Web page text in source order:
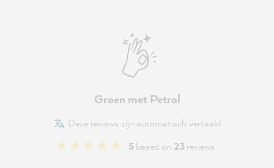
Groen met Petrol
Deze reviews zijn automatisch vertaald
5based on 23reviews